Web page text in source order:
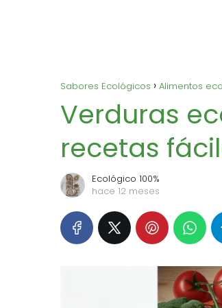
Sabores Ecológicos Alimentos
Verduras
recetas
Ecológico 100%
hace 12 meses